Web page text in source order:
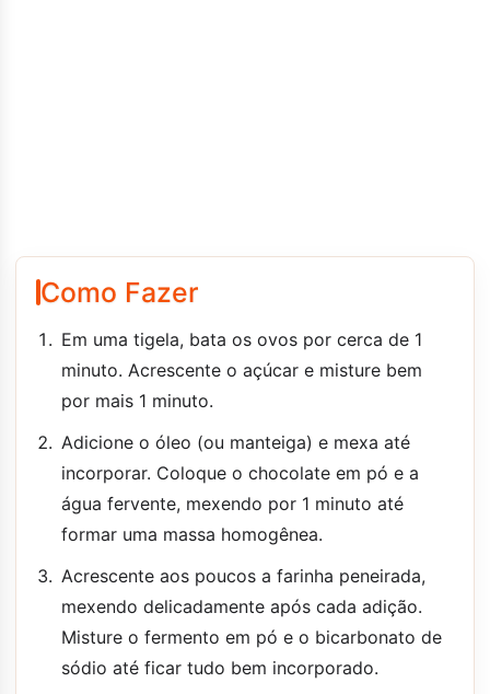
Como Fazer
Em uma tigela, bata os ovos por cerca de 1
minuto. Acrescente o açúcar e misture bem
por mais 1 minuto.
Adicione o óleo (ou manteiga) e mexa até
incorporar. Coloque o chocolate em pó e a
água fervente, mexendo por 1 minuto até
formar uma massa homogênea.
Acrescente aos poucos a farinha peneirada,
mexendo delicadamente após cada adição.
Misture o fermento em pó e o bicarbonato de
sódio até ficar tudo bem incorporado.